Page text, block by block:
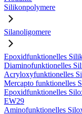
Silikonpolymere
Silanoligomere
Epoxidfunktionelles
Diaminofunktionelles
Acryloxyfunktionelles
Mercapto funktionelles
Epoxidfunktionelles
EW29
Aminofunktionelles